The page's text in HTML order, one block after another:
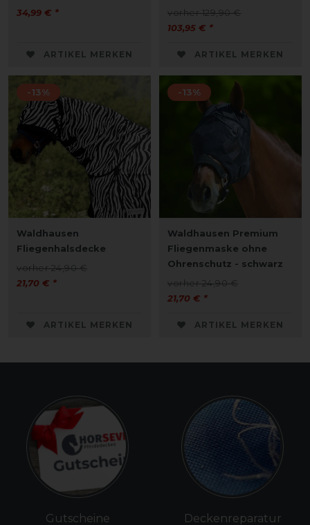
34,99 € *
ARTIKEL MERKEN
vorher 129,90 €
103,95 € *
ARTIKEL MERKEN
-13%
Waldhausen
Fliegenhalsdecke
vorher 24,90 €
21,70 € *
ARTIKEL MERKEN
-13%
Waldhausen Premium
Fliegenmaske ohne
Ohrenschutz - schwarz
vorher 24,90 €
21,70 € *
ARTIKEL MERKEN
Gutscheine Deckenreparatur